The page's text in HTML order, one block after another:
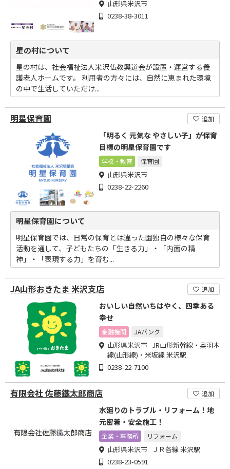
山形県米沢市
0238-38-3011
星の村について
星の村は、社会福祉法人米沢仏教興道会が設置・運営する養
護老人ホームです。 利用者の方々には、自然に恵まれた環境
の中で生活していただけ...
明星保育園 追加
「明るく 元気な やさしい子」が保育
目標の明星保育園です
学校・教育 保育園
山形県米沢市
0238-22-2260
明星保育園について
明星保育園では、日常の保育とは違った園独自の様々な保育
活動を通して、子どもたちの「生きる力」・「内面の精
神」・「表現する力」を育む...
JA山形おきたま 米沢支店 追加
おいしい自然いちはやく、四季ある
幸せ
金融機関 JAバンク
山形県米沢市 JR山形新幹線・奥羽本
線(山形線)・米坂線 米沢駅
0238-22-7100
有限会社 佐藤鐵太郎商店 追加
水廻りのトラブル・リフォーム！地
元密着・安全施工！
企業・事務所 リフォーム
山形県米沢市 ＪＲ各線 米沢駅
0238-23-0591